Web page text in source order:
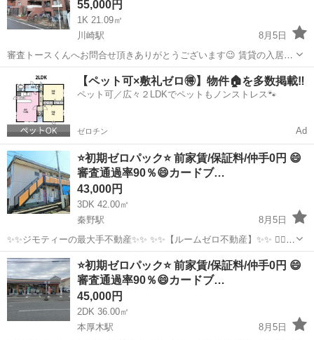
55,000円
1K 21.09㎡
川崎駅
8月5日
審査トースくんへお問合せ頂きありがとうございます😉 賃貸の入居審
査で苦戦しているあなた 審査が不安で一歩踏み出せないあなた ご安心
ください✨✨ 審査は通るものではなく、通すものです！ 『審査トース
くん』...
神奈川 川崎駅 マンション 物件
【ペット可×敷礼ゼロ🉐】物件🏠を多数掲載‼️
ペット可／広々２LDKでペットもノンストレス🐾
ゼロチン Ad
⭐️初期ゼロパック⭐️ 前家賃/保証料/仲手0円 😄
審査通過率90％😄カードブ…
43,000円
3DK 42.00㎡
秦野駅
8月5日
✨✨ジモティーの最大手不動産✨✨ ✨✨【ルームゼロ不動産】✨✨ 🙇‍♂️
🙇‍♂️賃貸の成約件数800件を突破❗️❗️ 🏆🏆🏆🏆🏆🏆🏆🏆🏆🏆🏆🏆 サービ
ス開始からたくさんのお客様に 高評価を頂いて...
神奈川 秦野市 秦野駅 マンション 物件
⭐️初期ゼロパック⭐️ 前家賃/保証料/仲手0円 😄
審査通過率90％😄カードブ…
45,000円
2DK 36.00㎡
本厚木駅
8月5日